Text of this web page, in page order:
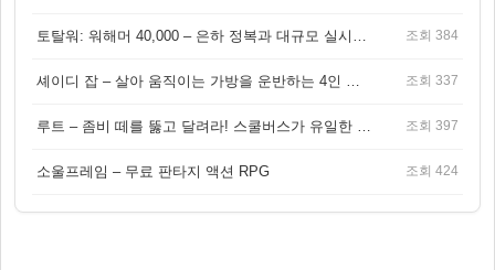
조회 384
조회 337
조회 397
소울프레임 – 무료 판타지 액션 RPG 조회 424